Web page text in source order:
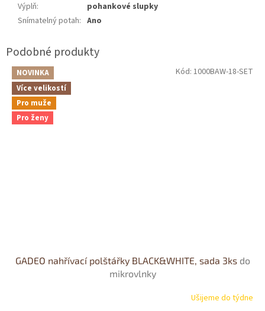
Výplň:
pohankové slupky
Snímatelný potah: Ano
NOVINKA
Více velikostí
Pro muže
Pro ženy
GADEO nahřívací polštářky BLACK&WHITE, sada 3ks do
mikrovlnky
Ušijeme do týdne
Kód: 1000BAW-18-SET